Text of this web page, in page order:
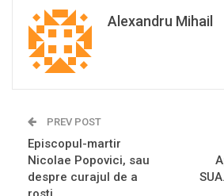
Alexandru Mihail
PREV POST
Episcopul-martir
Nicolae Popovici, sau
despre curajul de a